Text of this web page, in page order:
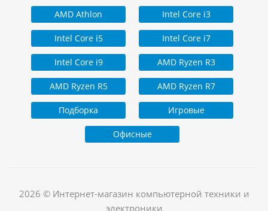
AMD Athlon Intel Core i3
Intel Core i5 Intel Core i7
Intel Core i9 AMD Ryzen R3
AMD Ryzen R5 AMD Ryzen R7
Подборка Игровые
Офисные
2026 © Интернет-магазин компьютерной техники и
электроники